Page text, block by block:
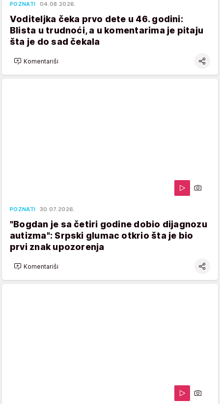
POZNATI 04.08.2026.
Voditeljka čeka prvo dete u 46. godini:
Blista u trudnoći, a u komentarima je pitaju
šta je do sad čekala
Komentariši
POZNATI 30.07.2026.
"Bogdan je sa četiri godine dobio dijagnozu
autizma": Srpski glumac otkrio šta je bio
prvi znak upozorenja
Komentariši